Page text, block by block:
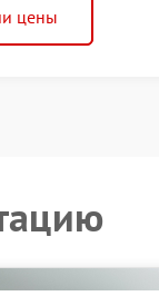
цены